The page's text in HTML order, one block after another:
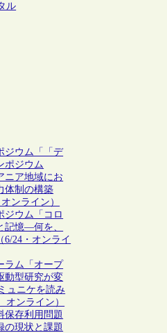
ル
ジウム「「デ
ポジウム
ニア地域にお
体制の構築
ンライン）
ジウム「コロ
記憶―何を、
24・オンライ
ラム「オープ
動型研究が変
ュニケを読み
オンライン）
保存利用問題
の現状と課題